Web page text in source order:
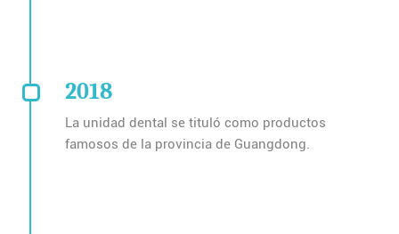
2018
La unidad dental se tituló como productos
famosos de la provincia de Guangdong.